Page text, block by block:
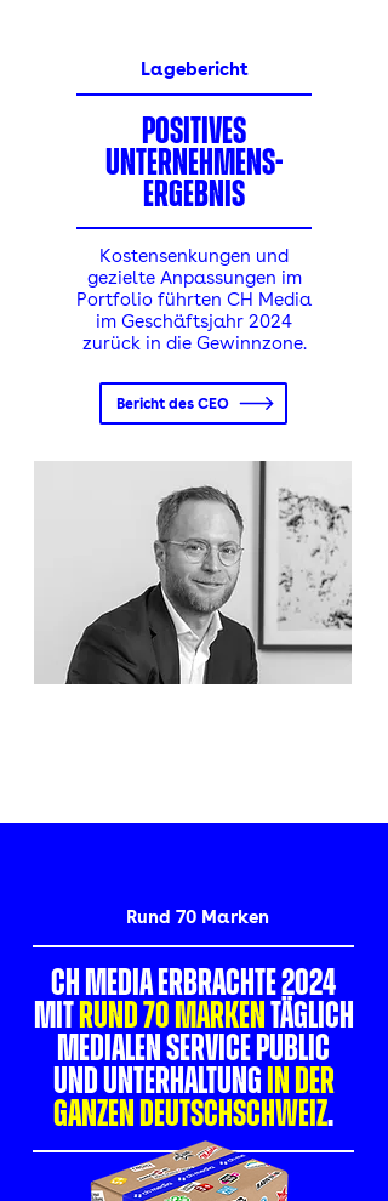
Lagebericht
positives
UnternehmeNS-
ergebnis
Kostensenkungen und
gezielte Anpassungen im
Portfolio führten CH Media
im Geschäftsjahr 2024
zurück in die Gewinnzone.
Bericht des CEO
Rund 70 Marken
CH Media erbrachte 2024
mit rund 70 Marken täglich
medialen Service public
und Unterhaltung in der
ganzen Deutschschweiz.